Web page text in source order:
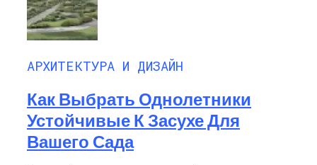
АРХИТЕКТУРА И ДИЗАЙН
Как Выбрать Однолетники
Устойчивые К Засухе Для
Вашего Сада